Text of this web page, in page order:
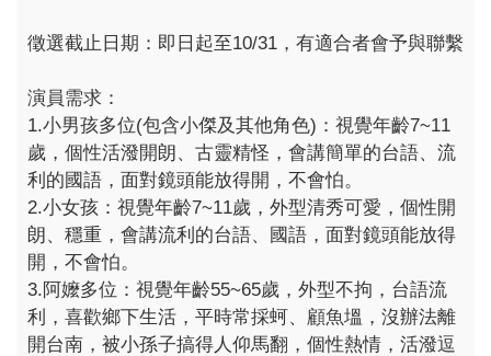
徵選截止日期：即日起至10/31，有適合者會予與聯繫
演員需求：
1.小男孩多位(包含小傑及其他角色)：視覺年齡7~11
歲，個性活潑開朗、古靈精怪，會講簡單的台語、流
利的國語，面對鏡頭能放得開，不會怕。
2.小女孩：視覺年齡7~11歲，外型清秀可愛，個性開
朗、穩重，會講流利的台語、國語，面對鏡頭能放得
開，不會怕。
3.阿嬤多位：視覺年齡55~65歲，外型不拘，台語流
利，喜歡鄉下生活，平時常採蚵、顧魚塭，沒辦法離
開台南，被小孫子搞得人仰馬翻，個性熱情，活潑逗